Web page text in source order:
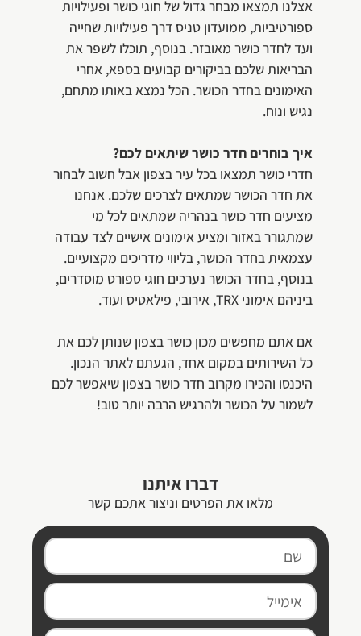
אצלנו תמצאו מבחר גדול של חוגי כושר ופעילויות
ספורטיביות, ממועדון טניס דרך פעילויות שחייה
ועד לחדר כושר מאובזר. בנוסף, תוכלו לשפר את
הבריאות שלכם בביקורים קבועים בספא, אחרי
האימונים בחדר הכושר. הכל נמצא באותו מתחם,
נגיש ונוח.
איך בוחרים חדר כושר שיתאים לכם?
חדרי כושר תמצאו בכל עיר בצפון אבל חשוב לבחור
את חדר הכושר שמתאים לצרכים שלכם. אנחנו
מציעים חדר כושר בנהריה שמתאים לכל מי
שמתגורר באזור ומציע אימונים אישיים לצד עבודה
עצמאית בחדר הכושר, בליווי מדריכים מקצועיים.
בנוסף, בחדר הכושר נערכים חוגי ספורט מוסדרים,
ביניהם אימוני TRX, אירובי, פילאטיס ועוד.
אם אתם מחפשים מכון כושר בצפון שנותן לכם את
כל השירותים במקום אחד, הגעתם לאתר הנכון.
היכנסו והכירו מקרוב חדר כושר בצפון שיאפשר לכם
לשמור על הכושר ולהרגיש הרבה יותר טוב!
דברו איתנו
מלאו את הפרטים וניצור אתכם קשר